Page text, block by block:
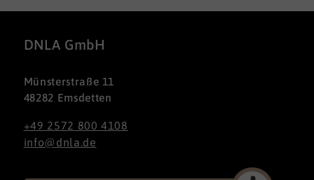
DNLA GmbH
Münsterstraße 11
48282 Emsdetten
+49 2572 800 4108
info@dnla.de